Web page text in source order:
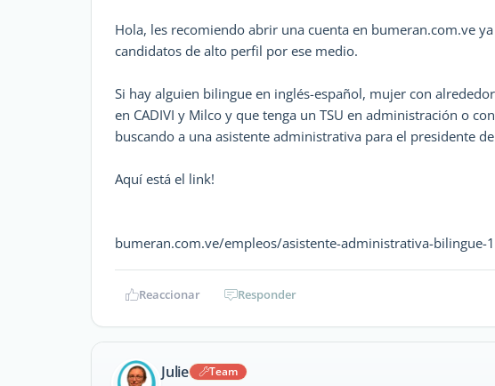
Hola, les recomiendo abrir una cuenta en bumeran.com.ve
candidatos de alto perfil por ese medio.
Si hay alguien bilingue en inglés-español, mujer con
en CADIVI y Milco y que tenga un TSU en administración o
buscando a una asistente administrativa para el presidente
Aquí está el link!
bumeran.com.ve/empleos/asistente-administrativa-bilingue-
Reaccionar Responder
Julie
Team